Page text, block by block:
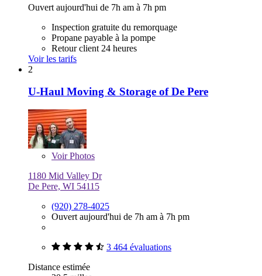
Ouvert aujourd'hui de 7h am à 7h pm
Inspection gratuite du remorquage
Propane payable à la pompe
Retour client 24 heures
Voir les tarifs
2
U-Haul Moving & Storage of De Pere
VoirPhotos
1180 Mid Valley Dr
De Pere, WI 54115
(920) 278-4025
Ouvert aujourd'hui de 7h am à 7h pm
3 464 évaluations
Distance estimée